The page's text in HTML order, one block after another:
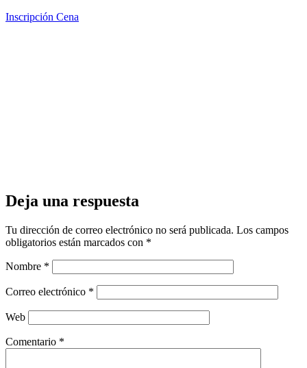
Inscripción Cena
Deja una respuesta
Tu dirección de correo electrónico no será publicada. Los campos
obligatorios están marcados con *
Nombre *
Correo electrónico *
Web
Comentario *